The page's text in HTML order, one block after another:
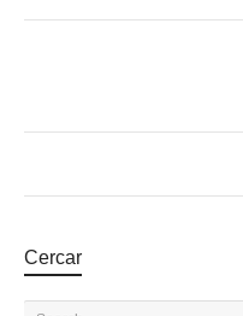
Cercar